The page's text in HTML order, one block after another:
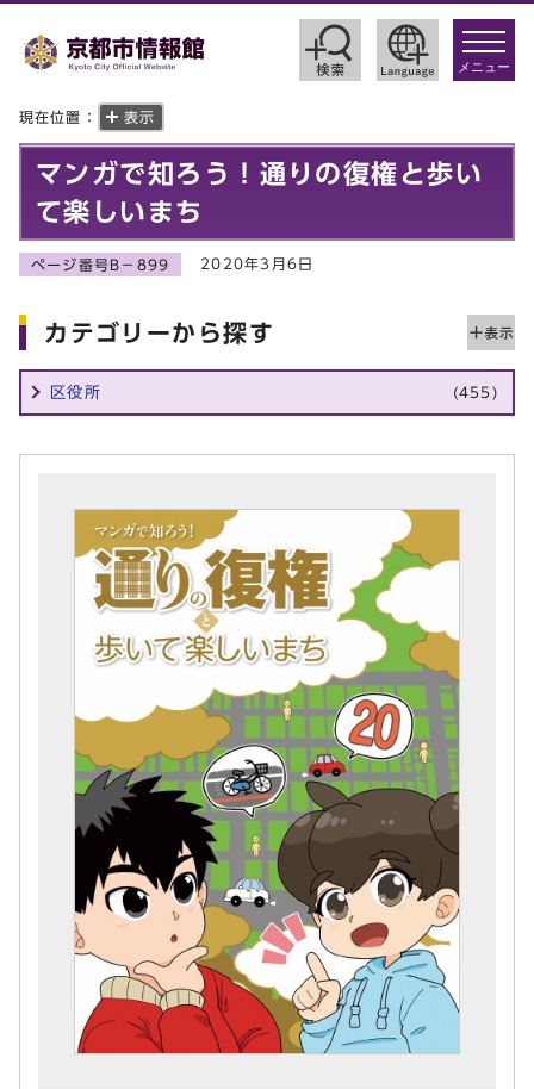
toggle
メニュー
現在位置： 表示
マンガで知ろう！通りの復権と歩い
て楽しいまち
ページ番号B－899 2020年3月6日
カテゴリーから探す
区役所 (455)